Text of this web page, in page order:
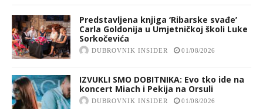
Predstavljena knjiga ‘Ribarske svađe’
Carla Goldonija u Umjetničkoj školi Luke
Sorkočevića
DUBROVNIK INSIDER 01/08/2026
IZVUKLI SMO DOBITNIKA: Evo tko ide na
koncert Miach i Pekija na Orsuli
DUBROVNIK INSIDER 01/08/2026